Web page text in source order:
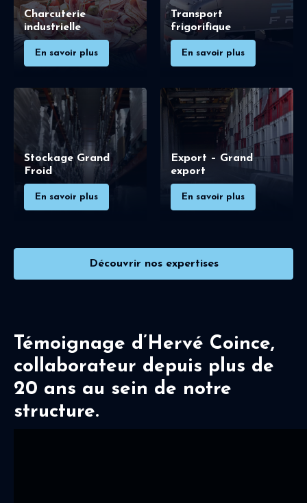
Charcuterie
industrielle
En savoir plus
Transport
frigorifique
En savoir plus
Stockage Grand
Froid
En savoir plus
Export – Grand
export
En savoir plus
Découvrir nos expertises
Témoignage d’Hervé Coince,
collaborateur depuis plus de
20 ans au sein de notre
structure.